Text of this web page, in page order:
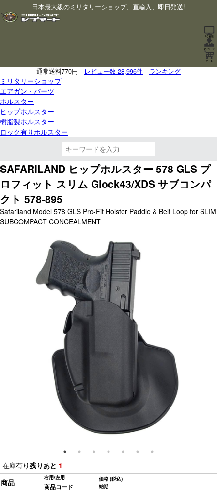
日本最大級のミリタリーショップ、直輸入、即日発送!
通常送料770円｜ レビュー数 28,996件 ｜ ランキング
ミリタリーショップ
エアガン・パーツ
ホルスター
ヒップホルスター
樹脂製ホルスター
ロック有りホルスター
SAFARILAND ヒップホルスター 578 GLS プ
ロフィット スリム Glock43/XDS サブコンパ
クト 578-895
Safariland Model 578 GLS Pro-Fit Holster Paddle & Belt Loop for SLIM
SUBCOMPACT CONCEALMENT
在庫有り残りあと 1
商品
右用/左用
商品コード
価格 (税込)
納期